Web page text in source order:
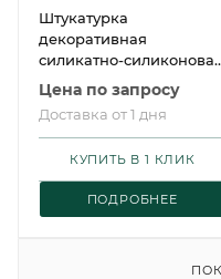
Штукатурка
декоративная
силикатно-
для внутренних и
наружных работ
LINNIMAX Sil Si Master
Putz / Сил Си Мастер
Путц
Цена по запросу
Доставка от 1 дня
ПОДРОБНЕЕ
КУПИТЬ В 1 КЛИК